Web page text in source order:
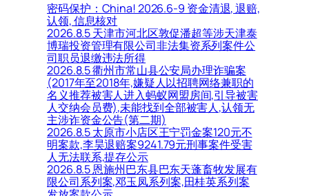
密码保护：China! 2026.6-9 资金清退, 退赔,
认领, 信息核对
2026.8.5 天津市河北区敦促潘超等涉天津泰
博瑞投资管理有限公司非法集资系列案件公
司职员退缴违法所得
2026.8.5 衢州市常山县公安局办理诈骗案
(2017年至2018年,嫌疑人以招聘网络兼职的
名义推荐被害人进入蚂蚁网盟房间,引导被害
人交纳会员费),未能找到全部被害人,认领无
主涉诈资金公告(第二期)
2026.8.5 太原市小店区王宁罚金案120元不
明案款,李昊退赔案9241.79元刑事案件受害
人无法联系,提存公示
2026.8.5 恩施州巴东县巴东天蓬畜牧发展有
限公司系列案,邓玉凤系列案,田桂英系列案